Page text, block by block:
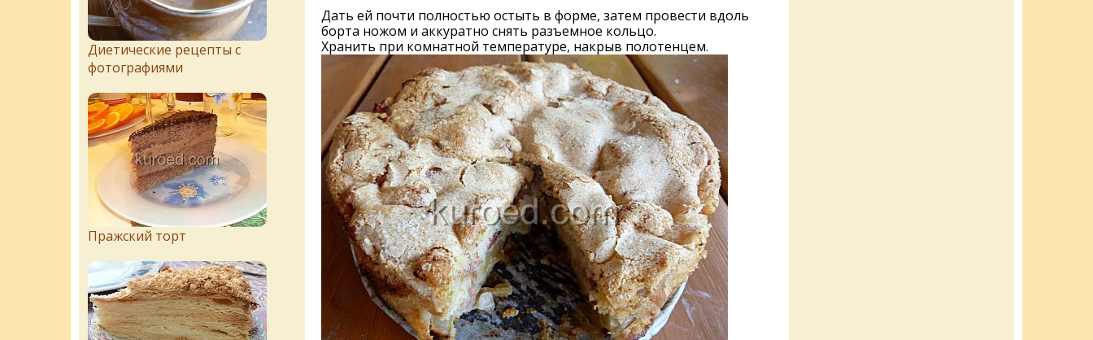
Дать ей почти полностью остыть в форме, затем провести вдоль
борта ножом и аккуратно снять разъемное кольцо.
Хранить при комнатной температуре, накрыв полотенцем.
Диетические рецепты с
фотографиями
Пражский торт